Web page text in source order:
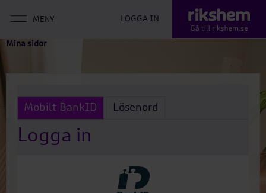
LOGGA IN
Mina sidor
Mobilt BankID Lösenord
Logga in